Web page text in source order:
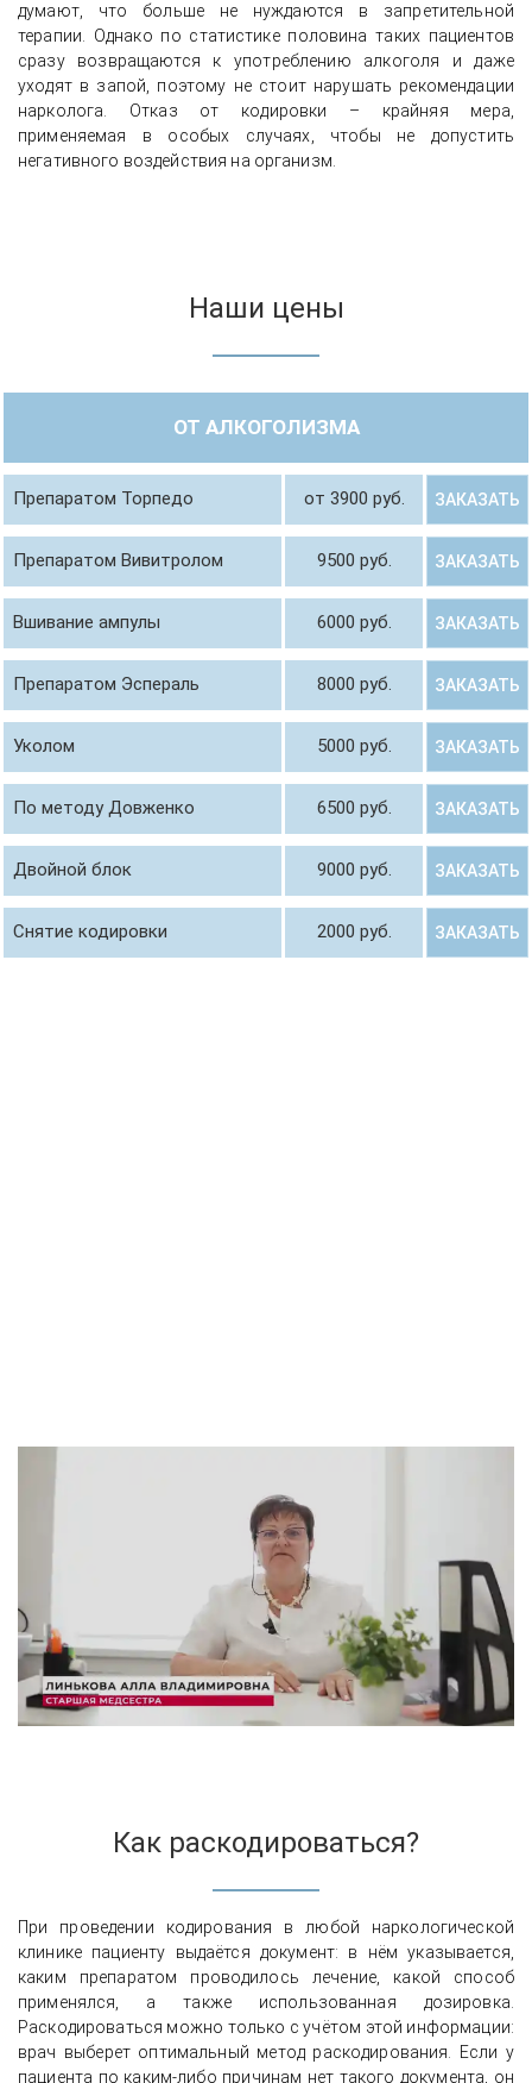
думают, что больше не нуждаются в запретительной
терапии. Однако по статистике половина таких пациентов
сразу возвращаются к употреблению алкоголя и даже
уходят в запой, поэтому не стоит нарушать рекомендации
нарколога. Отказ от кодировки – крайняя мера,
применяемая в особых случаях, чтобы не допустить
негативного воздействия на организм.
Наши цены
ОТ АЛКОГОЛИЗМА
Препаратом Торпедо от 3900 руб. ЗАКАЗАТЬ
Препаратом Вивитролом 9500 руб. ЗАКАЗАТЬ
Вшивание ампулы 6000 руб. ЗАКАЗАТЬ
Препаратом Эспераль 8000 руб. ЗАКАЗАТЬ
Уколом 5000 руб. ЗАКАЗАТЬ
По методу Довженко 6500 руб. ЗАКАЗАТЬ
Двойной блок 9000 руб. ЗАКАЗАТЬ
Снятие кодировки 2000 руб. ЗАКАЗАТЬ
Как раскодироваться?
При проведении кодирования в любой наркологической
клинике пациенту выдаётся документ: в нём указывается,
каким препаратом проводилось лечение, какой способ
применялся, а также использованная дозировка.
Раскодироваться можно только с учётом этой информации:
врач выберет оптимальный метод раскодирования. Если у
пациента по каким-либо причинам нет такого документа, он